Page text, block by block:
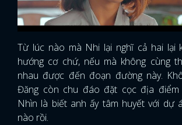
Từ lúc nào mà Nhi lại nghĩ cả hai lại
hướng cơ chứ, nếu mà không cùng
nhau được đến đoạn đường này.
Đăng còn chu đáo đặt cọc địa điểm
Nhìn là biết anh ấy tâm huyết với dự
nào rồi.